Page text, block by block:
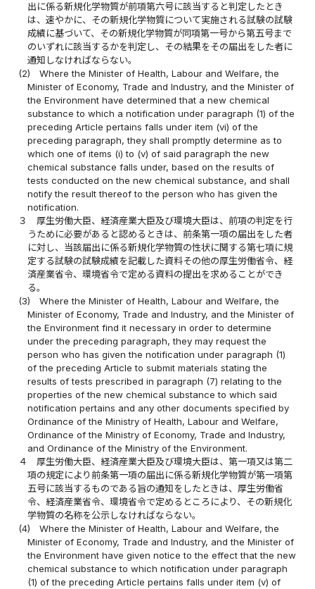
出に係る新規化学物質が前項第六号に該当すると判定したとき
は、速やかに、その新規化学物質について実施される試験の試験
成績に基づいて、その新規化学物質が同項第一号から第五号まで
のいずれに該当するかを判定し、その結果をその届出をした者に
通知しなければならない。
(2)
Where the Minister of Health, Labour and Welfare, the
Minister of Economy, Trade and Industry, and the Minister of
the Environment have determined that a new chemical
substance to which a notification under paragraph (1) of the
preceding Article pertains falls under item (vi) of the
preceding paragraph, they shall promptly determine as to
which one of items (i) to (v) of said paragraph the new
chemical substance falls under, based on the results of
tests conducted on the new chemical substance, and shall
notify the result thereof to the person who has given the
notification.
３
厚生労働大臣、経済産業大臣及び環境大臣は、前項の判定を行
うために必要があると認めるときは、前条第一項の届出をした者
に対し、当該届出に係る新規化学物質の性状に関する第七項に規
定する試験の試験成績を記載した資料その他の厚生労働省令、経
済産業省令、環境省令で定める資料の提出を求めることができ
る。
(3)
Where the Minister of Health, Labour and Welfare, the
Minister of Economy, Trade and Industry, and the Minister of
the Environment find it necessary in order to determine
under the preceding paragraph, they may request the
person who has given the notification under paragraph (1)
of the preceding Article to submit materials stating the
results of tests prescribed in paragraph (7) relating to the
properties of the new chemical substance to which said
notification pertains and any other documents specified by
Ordinance of the Ministry of Health, Labour and Welfare,
Ordinance of the Ministry of Economy, Trade and Industry,
and Ordinance of the Ministry of the Environment.
４
厚生労働大臣、経済産業大臣及び環境大臣は、第一項又は第二
項の規定により前条第一項の届出に係る新規化学物質が第一項第
五号に該当するものである旨の通知をしたときは、厚生労働省
令、経済産業省令、環境省令で定めるところにより、その新規化
学物質の名称を公示しなければならない。
(4)
Where the Minister of Health, Labour and Welfare, the
Minister of Economy, Trade and Industry, and the Minister of
the Environment have given notice to the effect that the new
chemical substance to which notification under paragraph
(1) of the preceding Article pertains falls under item (v) of